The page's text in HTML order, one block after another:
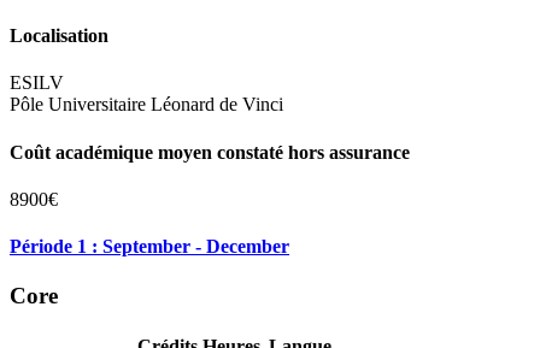
Localisation
ESILV
Pôle Universitaire Léonard de Vinci
Coût académique moyen constaté hors assurance
8900€
Période 1 : September - December
Core